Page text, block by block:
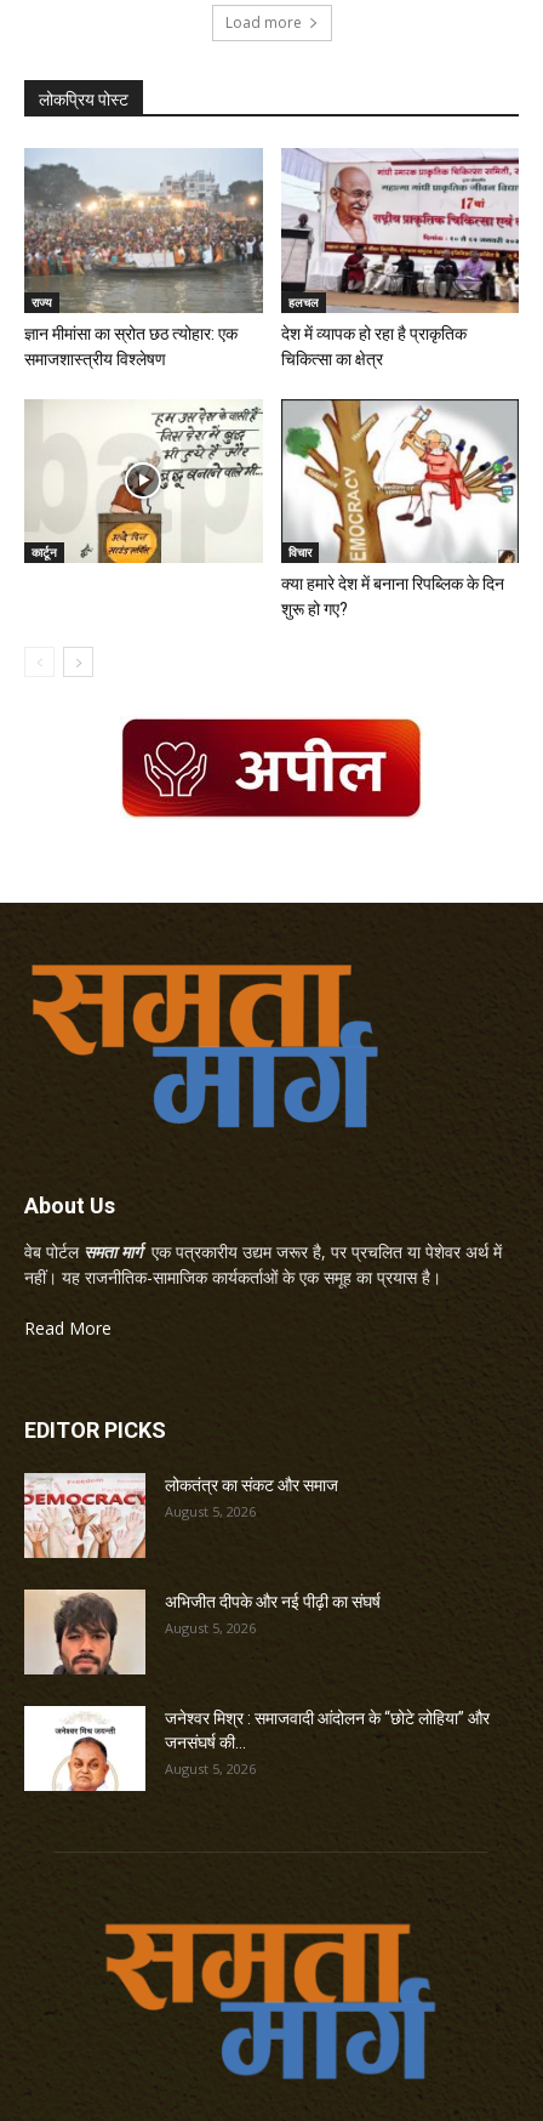
Load more
लोकप्रिय पोस्ट
राज्य
ज्ञान मीमांसा का स्रोत छठ त्योहार: एक
समाजशास्त्रीय विश्लेषण
हलचल
देश में व्यापक हो रहा है प्राकृतिक
चिकित्सा का क्षेत्र
कार्टून विचार
क्या हमारे देश में बनाना रिपब्लिक के दिन
शुरू हो गए?
About Us
वेब पोर्टल समता मार्गएक पत्रकारीय उद्यम जरूर है, पर प्रचलित या पेशेवर अर्थ में
नहीं। यह राजनीतिक-सामाजिक कार्यकर्ताओं के एक समूह का प्रयास है।
Read More
EDITOR PICKS
लोकतंत्र का संकट और समाज
August 5, 2026
अभिजीत दीपके और नई पीढ़ी का संघर्ष
August 5, 2026
जनेश्वर मिश्र : समाजवादी आंदोलन के “छोटे लोहिया” और
जनसंघर्ष की...
August 5, 2026